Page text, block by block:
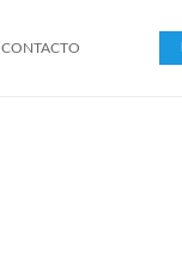
CONTACTO